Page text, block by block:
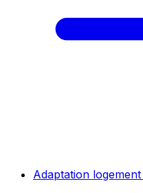
Adaptation